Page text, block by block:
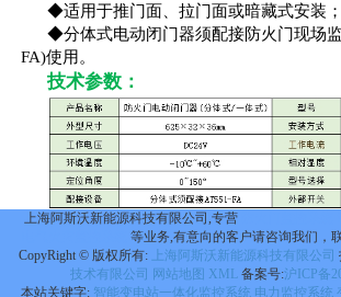
◆适用于推门面、拉门面或暗藏式安装；
◆分体式电动闭门器须配接防火门现场
FA)使用。
技术参数：
上海阿斯沃新能源科技有限公司,专营
等业务,有意向的客户请咨询我们，
CopyRight © 版权所有:
上海阿斯沃新能源科技有限公司
技术有限公司 网站地图 XML 备案号:沪ICP备
本站关键字: 智能变电站一体化监控系统 电力监控系统